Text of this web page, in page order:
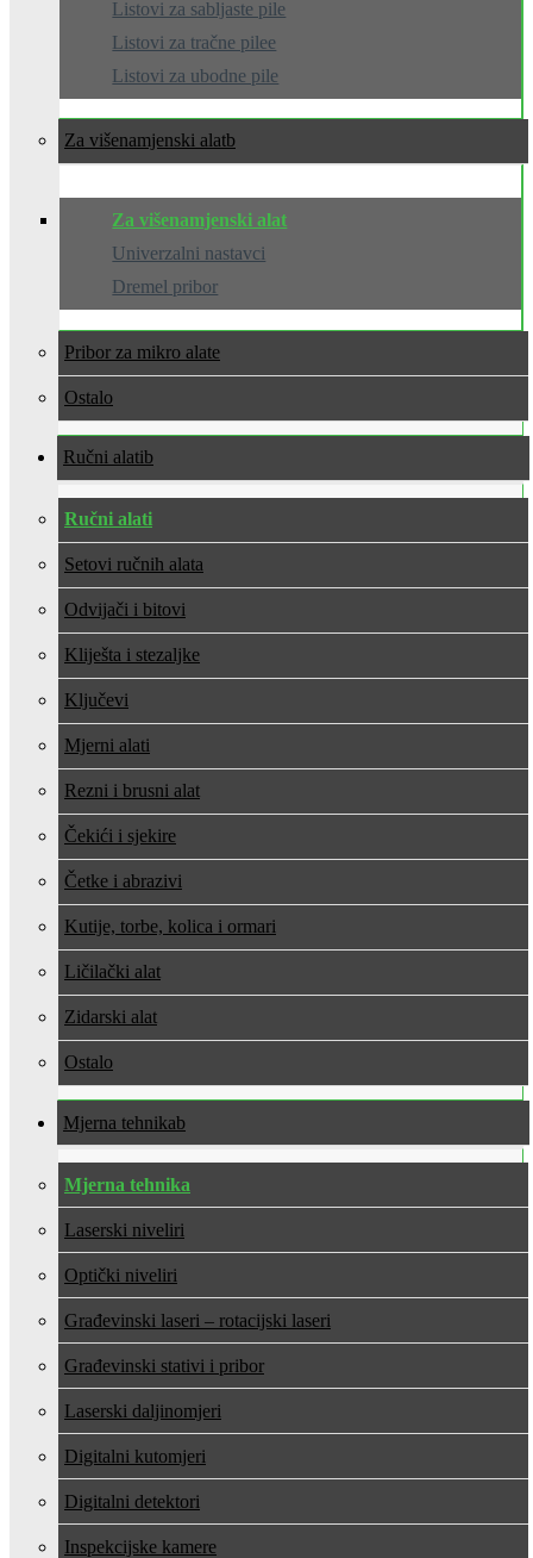
Listovi za sabljaste pile
Listovi za tračne pilee
Listovi za ubodne pile
Za višenamjenski alat
Za višenamjenski alat
Univerzalni nastavci
Dremel pribor
Pribor za mikro alate
Ostalo
Ručni alati
Ručni alati
Setovi ručnih alata
Odvijači i bitovi
Kliješta i stezaljke
Ključevi
Mjerni alati
Rezni i brusni alat
Čekići i sjekire
Četke i abrazivi
Kutije, torbe, kolica i ormari
Ličilački alat
Zidarski alat
Ostalo
Mjerna tehnika
Mjerna tehnika
Laserski niveliri
Optički niveliri
Građevinski laseri – rotacijski laseri
Građevinski stativi i pribor
Laserski daljinomjeri
Digitalni kutomjeri
Digitalni detektori
Inspekcijske kamere